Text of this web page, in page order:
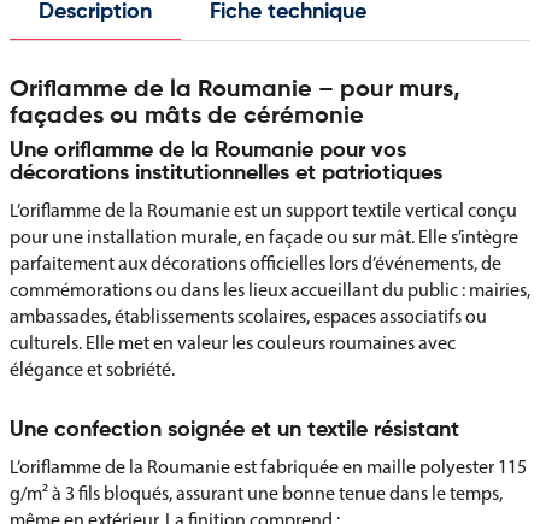
Description Fiche technique
Oriflamme de la Roumanie – pour murs,
façades ou mâts de cérémonie
Une oriflamme de la Roumanie pour vos
décorations institutionnelles et patriotiques
L’oriflamme de la Roumanie est un support textile vertical conçu
pour une installation murale, en façade ou sur mât. Elle s’intègre
parfaitement aux décorations officielles lors d’événements, de
commémorations ou dans les lieux accueillant du public : mairies,
ambassades, établissements scolaires, espaces associatifs ou
culturels. Elle met en valeur les couleurs roumaines avec
élégance et sobriété.
Une confection soignée et un textile résistant
L’oriflamme de la Roumanie est fabriquée en maille polyester 115
g/m² à 3 fils bloqués, assurant une bonne tenue dans le temps,